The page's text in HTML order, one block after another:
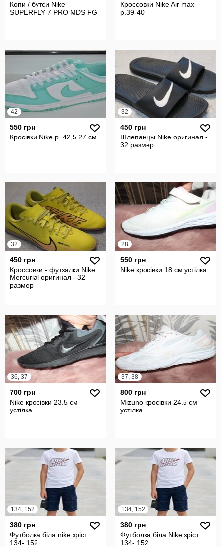
Копи / бутси Nike
SUPERFLY 7 PRO MDS FG
Кроссовки Nike Air max
р.39-40
42
550 грн
Кросівки Nike р. 42,5 27 см
32
450 грн
Шлепанцы Nike оригинал -
32 размер
32
450 грн
Кроссовки - футзалки Nike
Mercurial оригинал - 32
размер
28
550 грн
Nike кросівки 18 см устілка
36, 37
700 грн
Nike кросівки 23.5 см
устілка
37, 38
800 грн
Mizuno кросівки 24.5 см
устілка
134, 152
380 грн
Футболка біла nike зріст
134- 152
134, 152
380 грн
Футболка біла Nike зріст
134- 152